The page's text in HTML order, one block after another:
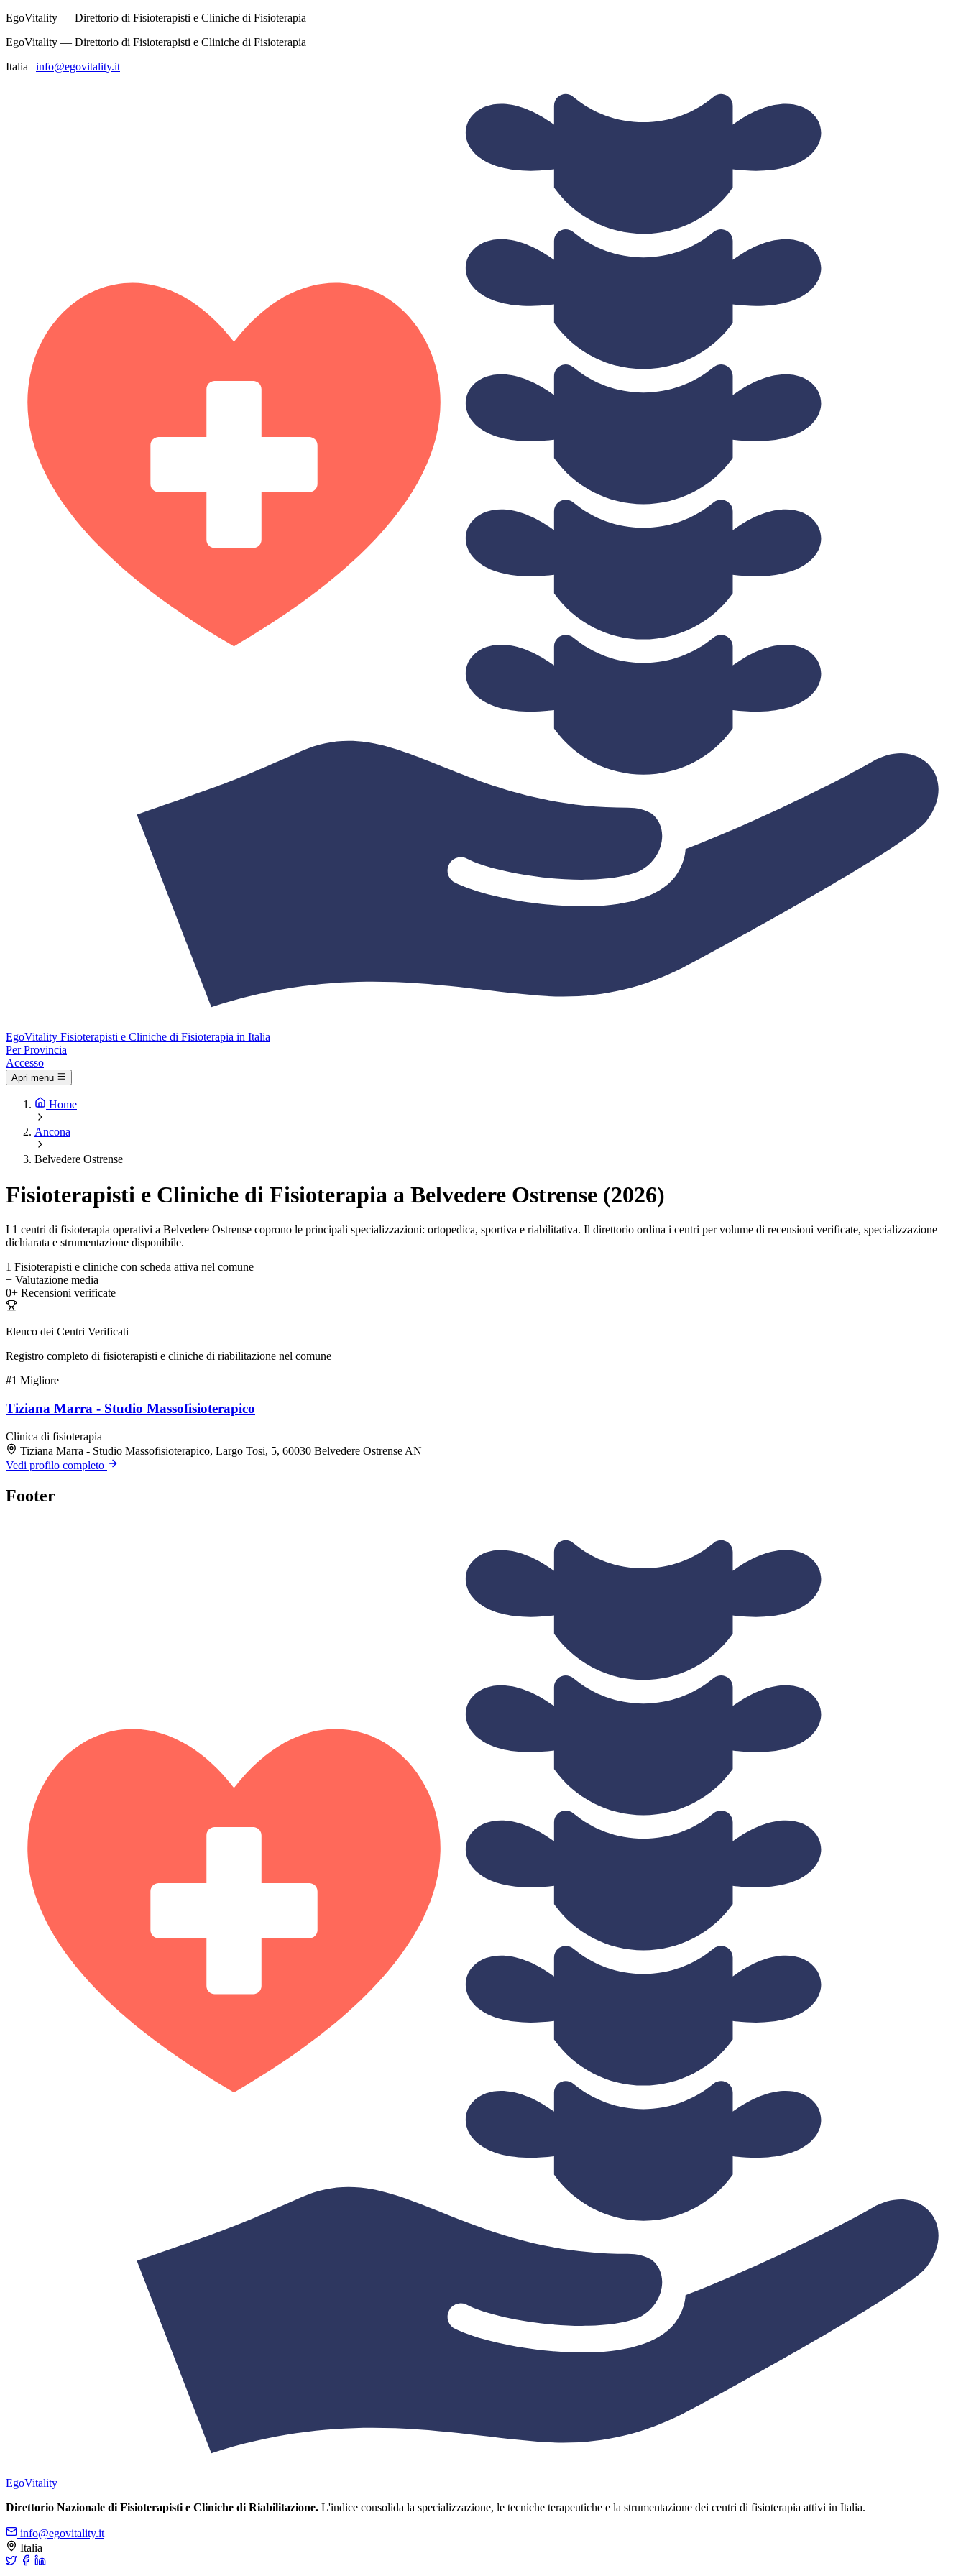
EgoVitality — Direttorio di Fisioterapisti e Cliniche di Fisioterapia
EgoVitality — Direttorio di Fisioterapisti e Cliniche di Fisioterapia
Italia | info@egovitality.it
EgoVitality Fisioterapisti e Cliniche di Fisioterapia in Italia
Per Provincia
Accesso
Apri menu
Home
Ancona
Belvedere Ostrense
Fisioterapisti e Cliniche di Fisioterapia a Belvedere Ostrense (2026)
I 1 centri di fisioterapia operativi a Belvedere Ostrense coprono le principali specializzazioni: ortopedica, sportiva e riabilitativa. Il direttorio ordina i centri per volume di recensioni verificate, specializzazione
dichiarata e strumentazione disponibile.
1 Fisioterapisti e cliniche con scheda attiva nel comune
+ Valutazione media
0+ Recensioni verificate
Elenco dei Centri Verificati
Registro completo di fisioterapisti e cliniche di riabilitazione nel comune
#1 Migliore
Tiziana Marra - Studio Massofisioterapico
Clinica di fisioterapia
Tiziana Marra - Studio Massofisioterapico, Largo Tosi, 5, 60030 Belvedere Ostrense AN
Vedi profilo completo
Footer
EgoVitality
Direttorio Nazionale di Fisioterapisti e Cliniche di Riabilitazione. L'indice consolida la specializzazione, le tecniche terapeutiche e la strumentazione dei centri di fisioterapia attivi in Italia.
info@egovitality.it
Italia